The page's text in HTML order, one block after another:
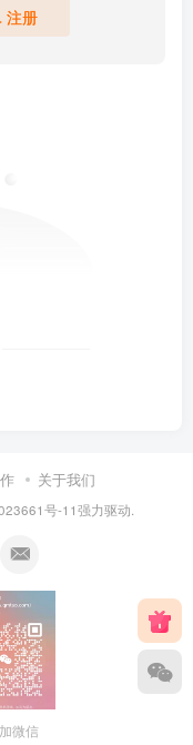
注册
关于我们
号-11强力驱动.
微信